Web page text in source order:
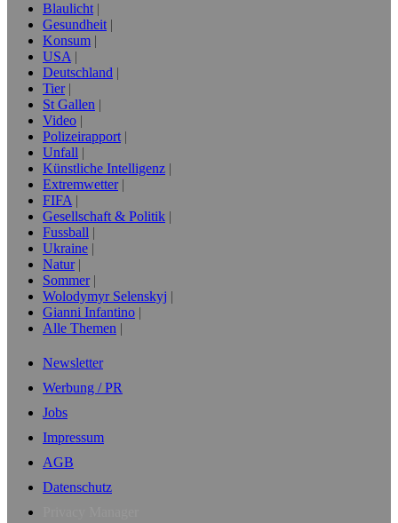
Blaulicht
Gesundheit
Konsum
USA
Deutschland
Tier
St Gallen
Video
Polizeirapport
Unfall
Künstliche Intelligenz
Extremwetter
FIFA
Gesellschaft & Politik
Fussball
Ukraine
Natur
Sommer
Wolodymyr Selenskyj
Gianni Infantino
Alle Themen
Newsletter
Werbung / PR
Jobs
Impressum
AGB
Datenschutz